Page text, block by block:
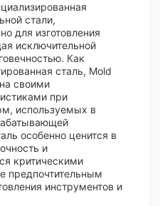
стали,
для изготовления
исключительной
Как
сталь, Mold
своими
при
используемых в
особенно ценится в
и
критическими
предпочтительным
инструментов и